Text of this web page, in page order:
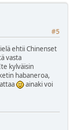
#5
ehtii Chinenset
vasta
kylväisin
habaneroa,
ainaki voi